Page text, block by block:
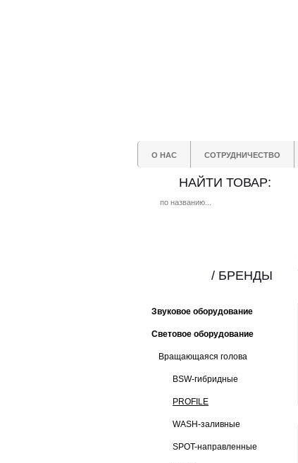
О НАС СОТРУДНИЧЕСТВО
НАЙТИ ТОВАР:
Звуковое оборудование
Световое оборудование
Вращающаяся голова
BSW-гибридные
PROFILE
WASH-заливные
SPOT-направленные
/ БРЕНДЫ